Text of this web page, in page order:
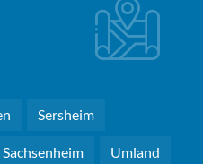
Sersheim
Sachsenheim Umland